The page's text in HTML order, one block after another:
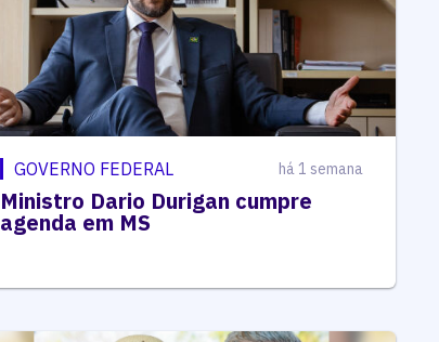
GOVERNO FEDERAL há 1 semana
Ministro Dario Durigan cumpre
agenda em MS